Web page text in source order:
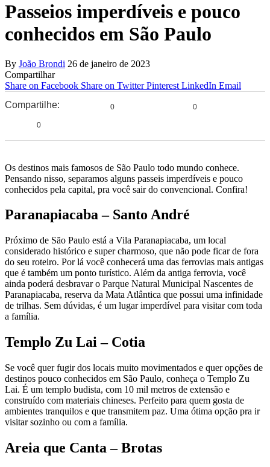
Passeios imperdíveis e pouco
conhecidos em São Paulo
By João Brondi 26 de janeiro de 2023
Compartilhar
Share on Facebook Share on Twitter Pinterest LinkedIn Email
Compartilhe:
0 0
0
Os destinos mais famosos de São Paulo todo mundo conhece.
Pensando nisso, separamos alguns passeis imperdíveis e pouco
conhecidos pela capital, pra você sair do convencional. Confira!
Paranapiacaba – Santo André
Próximo de São Paulo está a Vila Paranapiacaba, um local
considerado histórico e super charmoso, que não pode ficar de fora
do seu roteiro. Por lá você conhecerá uma das ferrovias mais antigas
que é também um ponto turístico. Além da antiga ferrovia, você
ainda poderá desbravar o Parque Natural Municipal Nascentes de
Paranapiacaba, reserva da Mata Atlântica que possui uma infinidade
de trilhas. Sem dúvidas, é um lugar imperdível para visitar com toda
a família.
Templo Zu Lai – Cotia
Se você quer fugir dos locais muito movimentados e quer opções de
destinos pouco conhecidos em São Paulo, conheça o Templo Zu
Lai. É um templo budista, com 10 mil metros de extensão e
construído com materiais chineses. Perfeito para quem gosta de
ambientes tranquilos e que transmitem paz. Uma ótima opção pra ir
visitar sozinho ou com a família.
Areia que Canta – Brotas